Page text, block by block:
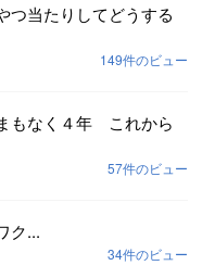
つ当たりしてどうする
149件のビュー
もなく４年 これから
57件のビュー
ク...
34件のビュー